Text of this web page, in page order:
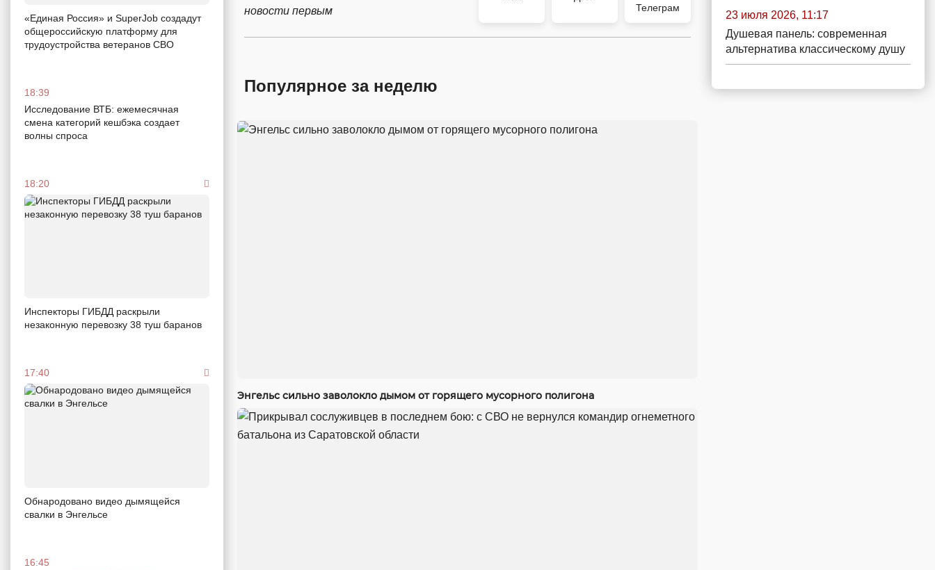
«Единая Россия» и SuperJob создадут
общероссийскую платформу для
трудоустройства ветеранов СВО
18:39
Исследование ВТБ: ежемесячная
смена категорий кешбэка создает
волны спроса
18:20
Инспекторы ГИБДД раскрыли
незаконную перевозку 38 туш баранов
17:40
Обнародовано видео дымящейся
свалки в Энгельсе
16:45
новости первым
Телеграм
Популярное за неделю
Энгельс сильно заволокло дымом от горящего мусорного полигона
23 июля 2026, 11:17
Душевая панель: современная
альтернатива классическому душу